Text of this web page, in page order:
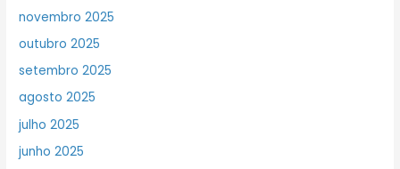
novembro 2025
outubro 2025
setembro 2025
agosto 2025
julho 2025
junho 2025